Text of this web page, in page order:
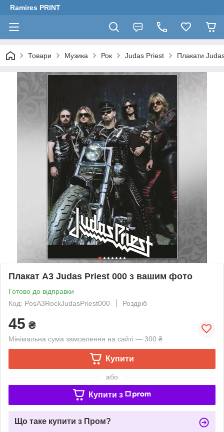
Ramires PRINT
Товари Музика Рок Judas Priest Плакати
Плакат А3 Judas Priest 000 з вашим фото
Готово до відправки
Код: PosA3RockJudasPriest000
Роздріб
45 ₴
Мінімальна сума замовлення на сайті — 300 ₴
Купити
або
Купити з
Що таке купити з Пром?